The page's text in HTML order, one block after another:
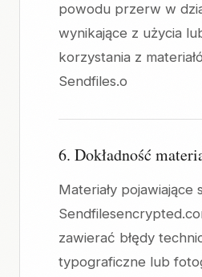
powodu przerw w
wynikające z użycia
korzystania z
Sendfiles.o
6. Dokładność
Materiały pojawiające
zawierać błędy
typograficzne lub